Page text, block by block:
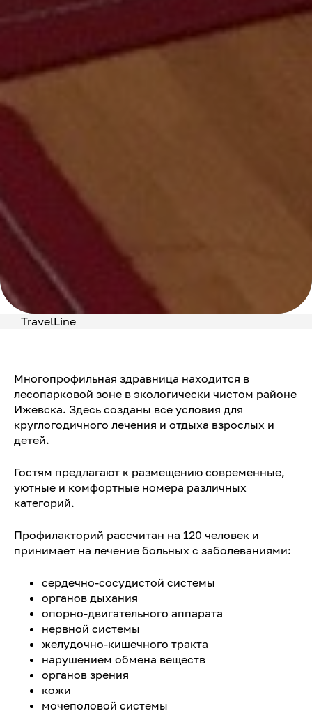
TravelLine
Многопрофильная здравница находится в
лесопарковой зоне в экологически чистом районе
Ижевска. Здесь созданы все условия для
круглогодичного лечения и отдыха взрослых и
детей.
Гостям предлагают к размещению современные,
уютные и комфортные номера различных
категорий.
Профилакторий рассчитан на 120 человек и
принимает на лечение больных с заболеваниями:
сердечно-сосудистой системы
органов дыхания
опорно-двигательного аппарата
нервной системы
желудочно-кишечного тракта
нарушением обмена веществ
органов зрения
кожи
мочеполовой системы